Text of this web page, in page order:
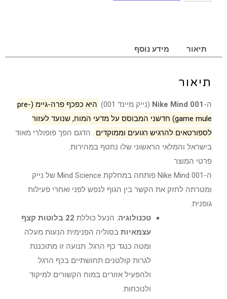
תיאור מידע נוסף
תיאור
ה- Nike Mind 001 (נייק מיינד 001)
היא כפכף פרה-גיימ (pre-
game mule) חדשני המבוסס על מדעי המוח, שנועד לעזור
לספורטאים להרגיש רגועים וממוקדים . הדגם הפך פופולרי מאוד
בישראל והמלאי הראשוני שלו נחטף במהירות.
פרטי המוצר
ה-Nike Mind 001 פותחה במחלקת Mind Science של נייק
ומטרתה לחזק את הקשר בין הגוף לנפש לפני ואחרי פעילות
גופנית.
טכנולוגיה: הנעל כוללת
22 בלוטות קצף
עצמאיות בסוליה הפנימית הנעות מעלה
ומטה כנגד כף הרגל. תנועה זו מתוכננת
לגרות קולטנים תחושתיים בכף הרגל
ולהפעיל אזורים במוח הקשורים למיקוד
ולנוכחות.